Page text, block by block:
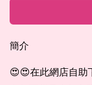
簡介
😍😍在此網店自助